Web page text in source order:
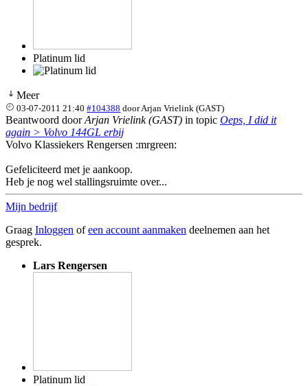
Platinum lid
Meer
03-07-2011 21:40 #104388 doorArjan Vrielink (GAST)
Beantwoord doorArjan Vrielink (GAST) in topic Oeps, I did it
again > Volvo 144GL erbij
Volvo Klassiekers Rengersen :mrgreen:
Gefeliciteerd met je aankoop.
Heb je nog wel stallingsruimte over...
Mijn bedrijf
Graag Inloggen ofeen account aanmaken deelnemen aan het
gesprek.
Lars Rengersen
Platinum lid